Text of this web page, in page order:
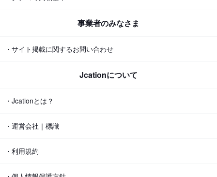
事業者のみなさま
・サイト掲載に関するお問い合わせ
Jcationについて
・Jcationとは？
・運営会社｜標識
・利用規約